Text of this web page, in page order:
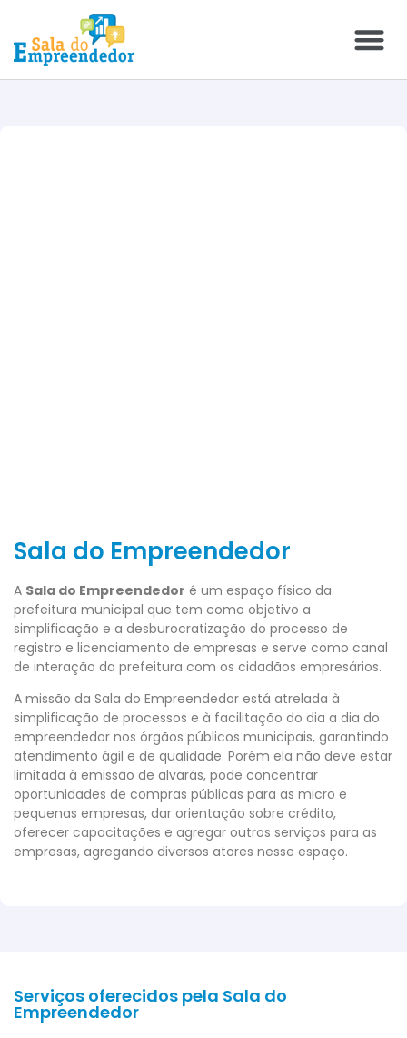
Sala do Empreendedor
A Sala do Empreendedor é um espaço físico da
prefeitura municipal que tem como objetivo a
simplificação e a desburocratização do processo de
registro e licenciamento de empresas e serve como canal
de interação da prefeitura com os cidadãos empresários.
A missão da Sala do Empreendedor está atrelada à
simplificação de processos e à facilitação do dia a dia do
empreendedor nos órgãos públicos municipais, garantindo
atendimento ágil e de qualidade. Porém ela não deve estar
limitada à emissão de alvarás, pode concentrar
oportunidades de compras públicas para as micro e
pequenas empresas, dar orientação sobre crédito,
oferecer capacitações e agregar outros serviços para as
empresas, agregando diversos atores nesse espaço.
Serviços oferecidos pela Sala do
Empreendedor